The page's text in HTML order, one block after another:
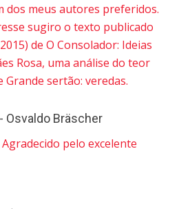
dos meus autores preferidos.
sugiro o texto publicado
de O Consolador: Ideias
Rosa, uma análise do teor
sertão: veredas.
Osvaldo Bräscher
pelo excelente